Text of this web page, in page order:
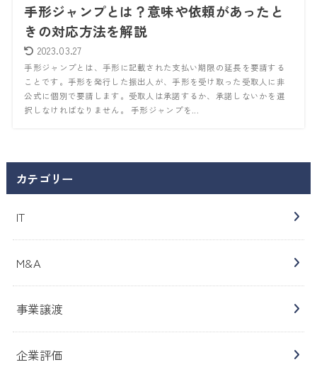
手形ジャンプとは？意味や依頼があったと
きの対応方法を解説
2023.03.27
手形ジャンプとは、手形に記載された支払い期限の延長を要請する
ことです。手形を発行した振出人が、手形を受け取った受取人に非
公式に個別で要請します。受取人は承諾するか、承諾しないかを選
択しなければなりません。 手形ジャンプを...
カテゴリー
IT
M&A
事業譲渡
企業評価